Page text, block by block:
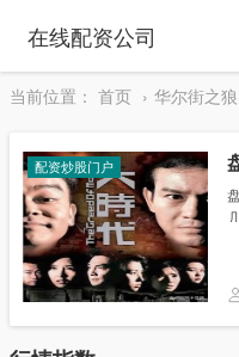
在线配资公司
当前位置： 首页 华尔街之狼
配资炒股门户